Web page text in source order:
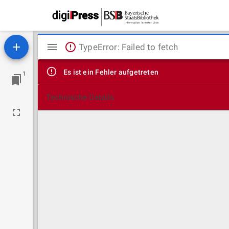
1
Mirador
Viewer
TypeError: Failed to fetch
Es ist ein Fehler aufgetreten
Technische Details